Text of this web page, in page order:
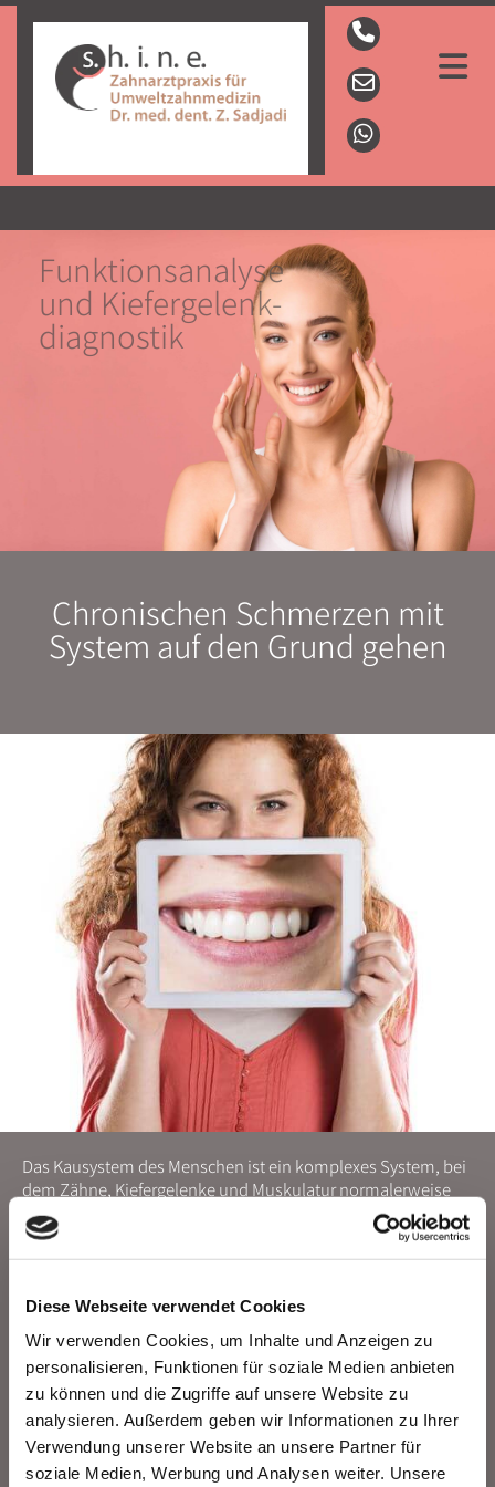
Diese Webseite verwendet Cookies
Wir verwenden Cookies, um Inhalte und Anzeigen zu
personalisieren, Funktionen für soziale Medien anbieten
zu können und die Zugriffe auf unsere Website zu
analysieren. Außerdem geben wir Informationen zu Ihrer
Verwendung unserer Website an unsere Partner für
soziale Medien, Werbung und Analysen weiter. Unsere
Funktionsanalyse
und Kiefergelenk-
diagnostik
Chronischen Schmerzen mit
System auf den Grund gehen
Das Kausystem des Menschen ist ein komplexes System, bei
dem Zähne, Kiefergelenke und Muskulatur normalerweise
harmonisch aufeinander abgestimmt sind. Störungen
können nicht nur schmerzende Zähne oder Zähneknirschen,
sondern auch Tinnitus, Kopf-, Ohren-, Nacken- und
der Mundschleimhaut, Haltungsschäden, Atemnot und
Beschwerden unter dem Begriff Craniomandibuläre
Dysfunktion (CMD) zusammengefasst.
Mithilfe der Funktionsanalyse werden diese Probleme
erkannt, mithilfe der Funktionstherapie diese Probleme
gelöst. Die Lösung liegt in der Nutzung einer